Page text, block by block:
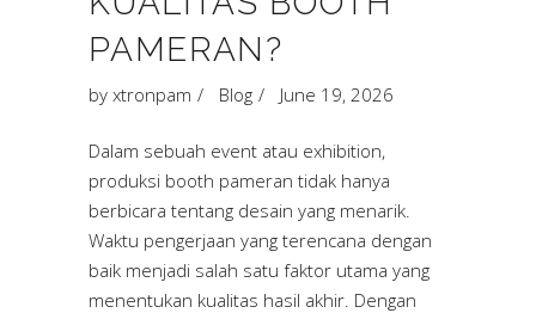
PAMERAN?
by xtronpam Blog June 19, 2026
Dalam sebuah event atau exhibition,
produksi booth pameran tidak hanya
berbicara tentang desain yang menarik.
Waktu pengerjaan yang terencana dengan
baik menjadi salah satu faktor utama yang
menentukan kualitas hasil akhir. Dengan